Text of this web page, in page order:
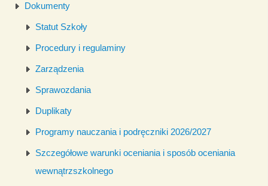
Dokumenty
Statut Szkoły
Procedury i regulaminy
Zarządzenia
Sprawozdania
Duplikaty
Programy nauczania i podręczniki 2026/2027
Szczegółowe warunki oceniania i sposób oceniania
wewnątrzszkolnego